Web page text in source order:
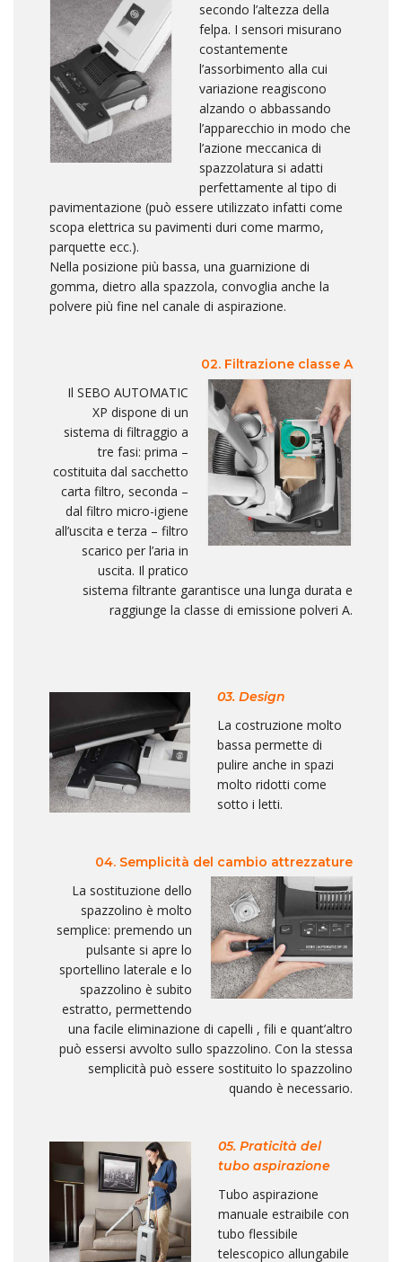
secondo l’altezza della
felpa. I sensori misurano
costantemente
l’assorbimento alla cui
variazione reagiscono
alzando o abbassando
l’apparecchio in modo che
l’azione meccanica di
spazzolatura si adatti
perfettamente al tipo di
pavimentazione (può essere utilizzato infatti come
scopa elettrica su pavimenti duri come marmo,
parquette ecc.).
Nella posizione più bassa, una guarnizione di
gomma, dietro alla spazzola, convoglia anche la
polvere più fine nel canale di aspirazione.
02. Filtrazione classe A
Il SEBO AUTOMATIC
XP dispone di un
sistema di filtraggio a
tre fasi: prima –
costituita dal sacchetto
carta filtro, seconda –
dal filtro micro-igiene
all’uscita e terza – filtro
scarico per l’aria in
uscita. Il pratico
sistema filtrante garantisce una lunga durata e
raggiunge la classe di emissione polveri A.
03. Design
La costruzione molto
bassa permette di
pulire anche in spazi
molto ridotti come
sotto i letti.
04. Semplicità del cambio attrezzature
La sostituzione dello
spazzolino è molto
semplice: premendo un
pulsante si apre lo
sportellino laterale e lo
spazzolino è subito
estratto, permettendo
una facile eliminazione di capelli , fili e quant’altro
può essersi avvolto sullo spazzolino. Con la stessa
semplicità può essere sostituito lo spazzolino
quando è necessario.
05. Praticità del
tubo aspirazione
Tubo aspirazione
manuale estraibile con
tubo flessibile
telescopico allungabile